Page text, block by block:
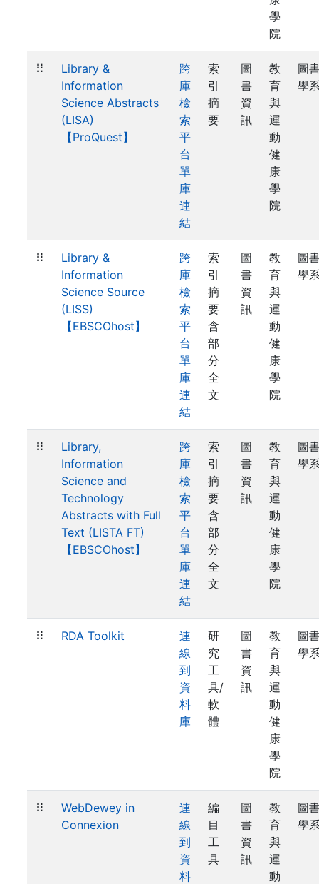
學
院
⠿
Library &
Information
Science Abstracts
(LISA)
【ProQuest】
跨
庫
檢
索
平
台
單
庫
連
結
索
引
摘
要
圖
書
資
訊
教
育
與
運
動
健
康
學
院
圖
學
⠿
Library &
Information
Science Source
(LISS)
【EBSCOhost】
跨
庫
檢
索
平
台
單
庫
連
結
索
引
摘
要
含
部
分
全
文
圖
書
資
訊
教
育
與
運
動
健
康
學
院
圖
學
⠿
Library,
Information
Science and
Technology
Abstracts with Full
Text (LISTA FT)
【EBSCOhost】
跨
庫
檢
索
平
台
單
庫
連
結
索
引
摘
要
含
部
分
全
文
圖
書
資
訊
教
育
與
運
動
健
康
學
院
圖
學
⠿ RDA Toolkit
連
線
到
資
料
庫
研
究
工
具/
軟
體
圖
書
資
訊
教
育
與
運
動
健
康
學
院
圖
學
⠿
WebDewey in
Connexion
連
線
到
資
料
編
目
工
具
圖
書
資
訊
教
育
與
運
動
圖
學